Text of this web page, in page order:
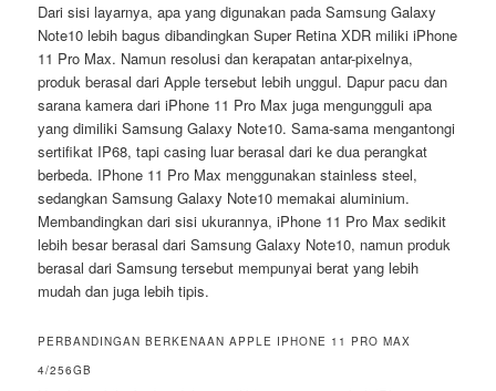
Dari sisi layarnya, apa yang digunakan pada Samsung Galaxy
Note10 lebih bagus dibandingkan Super Retina XDR miliki iPhone
11 Pro Max. Namun resolusi dan kerapatan antar-pixelnya,
produk berasal dari Apple tersebut lebih unggul. Dapur pacu dan
sarana kamera dari iPhone 11 Pro Max juga mengungguli apa
yang dimiliki Samsung Galaxy Note10. Sama-sama mengantongi
sertifikat IP68, tapi casing luar berasal dari ke dua perangkat
berbeda. IPhone 11 Pro Max menggunakan stainless steel,
sedangkan Samsung Galaxy Note10 memakai aluminium.
Membandingkan dari sisi ukurannya, iPhone 11 Pro Max sedikit
lebih besar berasal dari Samsung Galaxy Note10, namun produk
berasal dari Samsung tersebut mempunyai berat yang lebih
mudah dan juga lebih tipis.
PERBANDINGAN BERKENAAN APPLE IPHONE 11 PRO MAX
4/256GB